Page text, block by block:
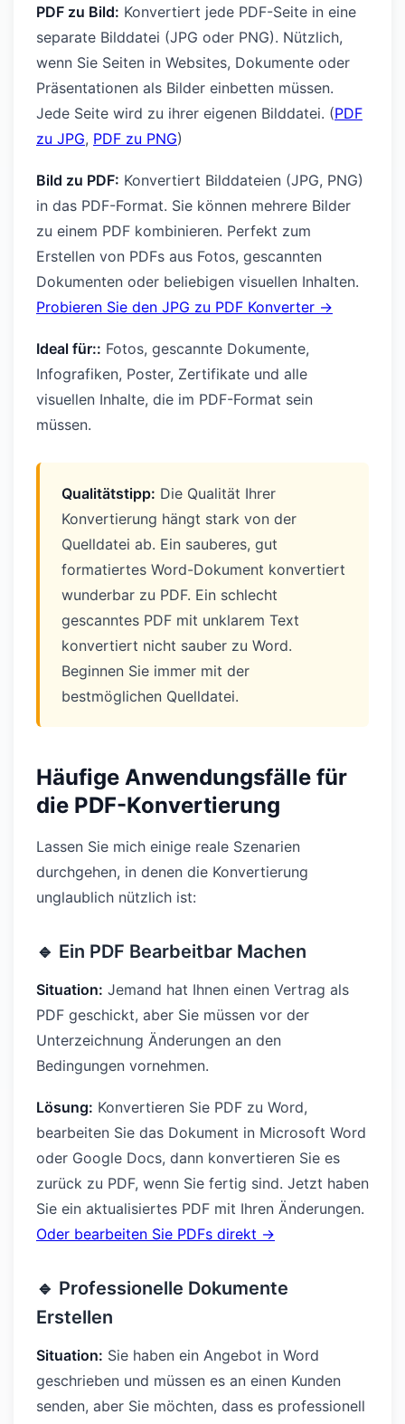
PDF zu Bild: Konvertiert jede PDF-Seite in eine
separate Bilddatei (JPG oder PNG). Nützlich,
wenn Sie Seiten in Websites, Dokumente oder
Präsentationen als Bilder einbetten müssen.
Jede Seite wird zu ihrer eigenen Bilddatei. (PDF
zu JPG, PDF zu PNG)
Bild zu PDF: Konvertiert Bilddateien (JPG, PNG)
in das PDF-Format. Sie können mehrere Bilder
zu einem PDF kombinieren. Perfekt zum
Erstellen von PDFs aus Fotos, gescannten
Dokumenten oder beliebigen visuellen Inhalten.
Probieren Sie den JPG zu PDF Konverter →
Ideal für:: Fotos, gescannte Dokumente,
Infografiken, Poster, Zertifikate und alle
visuellen Inhalte, die im PDF-Format sein
müssen.
Qualitätstipp: Die Qualität Ihrer
Konvertierung hängt stark von der
Quelldatei ab. Ein sauberes, gut
formatiertes Word-Dokument konvertiert
wunderbar zu PDF. Ein schlecht
gescanntes PDF mit unklarem Text
konvertiert nicht sauber zu Word.
Beginnen Sie immer mit der
bestmöglichen Quelldatei.
Häufige Anwendungsfälle für
die PDF-Konvertierung
Lassen Sie mich einige reale Szenarien
durchgehen, in denen die Konvertierung
unglaublich nützlich ist:
🔹 Ein PDF Bearbeitbar Machen
Situation: Jemand hat Ihnen einen Vertrag als
PDF geschickt, aber Sie müssen vor der
Unterzeichnung Änderungen an den
Bedingungen vornehmen.
Lösung: Konvertieren Sie PDF zu Word,
bearbeiten Sie das Dokument in Microsoft Word
oder Google Docs, dann konvertieren Sie es
zurück zu PDF, wenn Sie fertig sind. Jetzt haben
Sie ein aktualisiertes PDF mit Ihren Änderungen.
Oder bearbeiten Sie PDFs direkt →
🔹 Professionelle Dokumente
Erstellen
Situation: Sie haben ein Angebot in Word
geschrieben und müssen es an einen Kunden
senden, aber Sie möchten, dass es professionell